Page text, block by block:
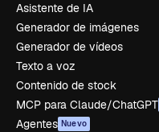
Asistente de IA
Generador de imágenes
Generador de vídeos
Texto a voz
Contenido de stock
MCP para Claude/ChatGPT
Agentes Nuevo